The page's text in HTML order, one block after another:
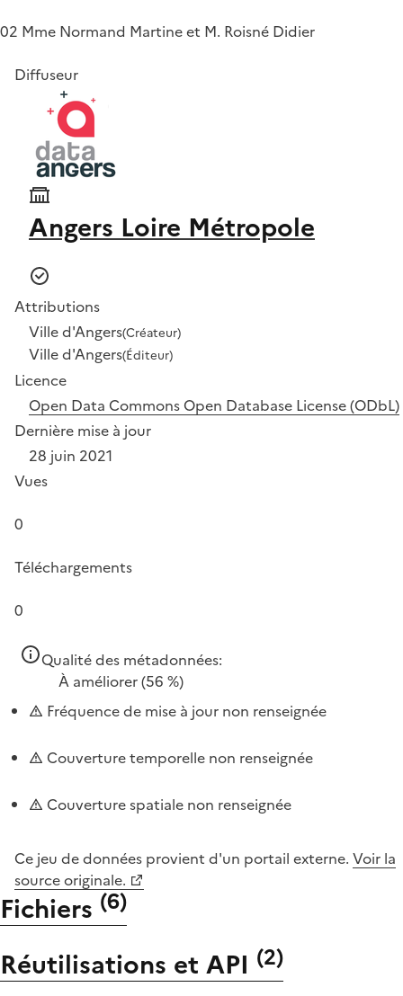
02 Mme Normand Martine et M. Roisné Didier
Diffuseur
Angers Loire Métropole
Attributions
Ville d'Angers(Créateur)
Ville d'Angers(Éditeur)
Licence
Open Data Commons Open Database License (ODbL)
Dernière mise à jour
28 juin 2021
Vues
0
Téléchargements
0
Qualité des métadonnées:
À améliorer(56 %)
Fréquence de mise à jour non renseignée
Couverture temporelle non renseignée
Couverture spatiale non renseignée
Ce jeu de données provient d'un portail externe. Voir la
source originale.
Fichiers (6)
Réutilisations et API (2)